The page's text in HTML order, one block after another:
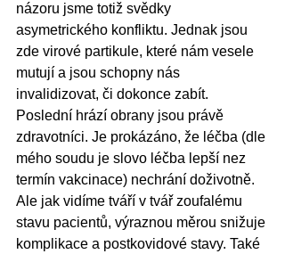
názoru jsme totiž svědky
asymetrického konfliktu. Jednak jsou
zde virové partikule, které nám vesele
mutují a jsou schopny nás
invalidizovat, či dokonce zabít.
Poslední hrází obrany jsou právě
zdravotníci. Je prokázáno, že léčba (dle
mého soudu je slovo léčba lepší nez
termín vakcinace) nechrání doživotně.
Ale jak vidíme tváří v tvář zoufalému
stavu pacientů, výraznou měrou snižuje
komplikace a postkovidové stavy. Také